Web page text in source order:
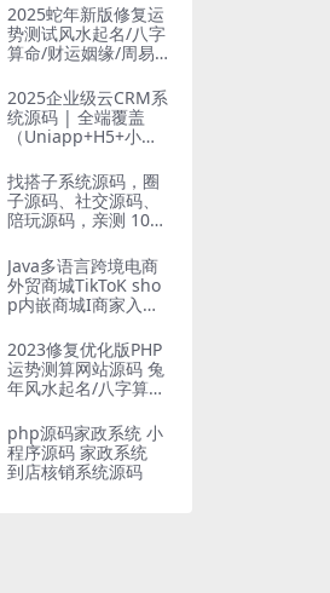
2025蛇年新版修复运
势测试风水起名/八字
算命/财运姻缘/周易/
兼容易支付版
2025企业级云CRM系
统源码 | 全端覆盖
（Uniapp+H5+小程
n强力驱动 | 无加密
可二开
找搭子系统源码，圈
子源码、社交源码、
陪玩源码，亲测 10
Java多语言跨境电商
外贸商城TikToK sho
p内嵌商城I商家入驻I
带搭建教程
2023修复优化版PHP
运势测算网站源码 兔
年风水起名/八字算
周易/占卜
php源码家政系统 小
程序源码 家政系统
到店核销系统源码